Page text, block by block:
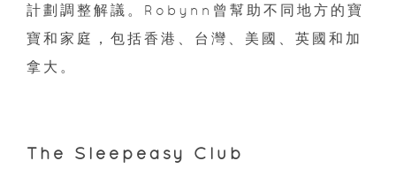
計劃調整解議。Robynn曾幫助不同地方的寶
寶和家庭，包括香港、台灣、美國、英國和加
拿大。
The Sleepeasy Club